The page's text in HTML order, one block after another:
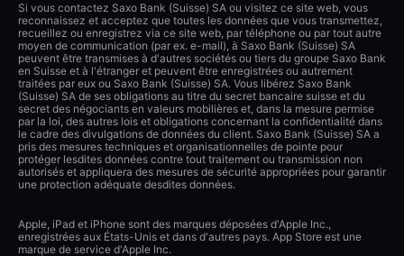
Si vous contactez Saxo Bank (Suisse) SA ou visitez ce site web, vous
reconnaissez et acceptez que toutes les données que vous transmettez,
recueillez ou enregistrez via ce site web, par téléphone ou par tout autre
moyen de communication (par ex. e-mail), à Saxo Bank (Suisse) SA
peuvent être transmises à d'autres sociétés ou tiers du groupe Saxo Bank
en Suisse et à l'étranger et peuvent être enregistrées ou autrement
traitées par eux ou Saxo Bank (Suisse) SA. Vous libérez Saxo Bank
(Suisse) SA de ses obligations au titre du secret bancaire suisse et du
secret des négociants en valeurs mobilières et, dans la mesure permise
par la loi, des autres lois et obligations concernant la confidentialité dans
le cadre des divulgations de données du client. Saxo Bank (Suisse) SA a
pris des mesures techniques et organisationnelles de pointe pour
protéger lesdites données contre tout traitement ou transmission non
autorisés et appliquera des mesures de sécurité appropriées pour garantir
une protection adéquate desdites données.
Apple, iPad et iPhone sont des marques déposées d'Apple Inc.,
enregistrées aux États-Unis et dans d'autres pays. App Store est une
marque de service d'Apple Inc.